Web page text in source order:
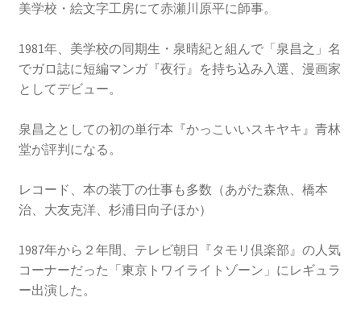
美学校・絵文字工房にて赤瀬川原平に師事。
1981年、美学校の同期生・泉晴紀と組んで「泉昌之」名
でガロ誌に短編マンガ『夜行』を持ち込み入選、漫画家
としてデビュー。
泉昌之としての初の単行本『かっこいいスキヤキ』青林
堂が評判になる。
レコード、本の装丁の仕事も多数（あがた森魚、橋本
治、大友克洋、杉浦日向子ほか）
1987年から２年間、テレビ朝日『タモリ倶楽部』の人気
コーナーだった「東京トワイライトゾーン」にレギュラ
ー出演した。